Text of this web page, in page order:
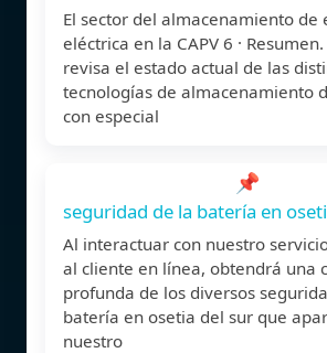
El sector del almacenamiento de
eléctrica en la CAPV 6 ·
revisa el estado actual de las
tecnologías de almacenamiento
con especial
📌
seguridad de la batería en
Al interactuar con nuestro
al cliente en línea, obtendrá una
profunda de los diversos
batería en osetia del sur que
nuestro